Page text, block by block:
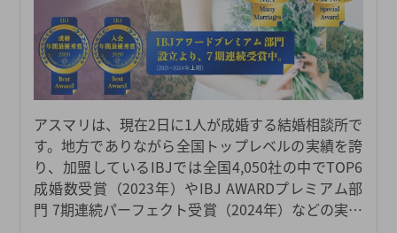
アスマリは、現在2日に1人が成婚する結婚相談所で
す。地方でありながら全国トップレベルの実績を誇
り、加盟しているIBJでは全国4,050社の中でTOP6
成婚数受賞（2023年）やIBJ AWARDプレミアム部
門 7期連続パーフェクト受賞（2024年）などの実績